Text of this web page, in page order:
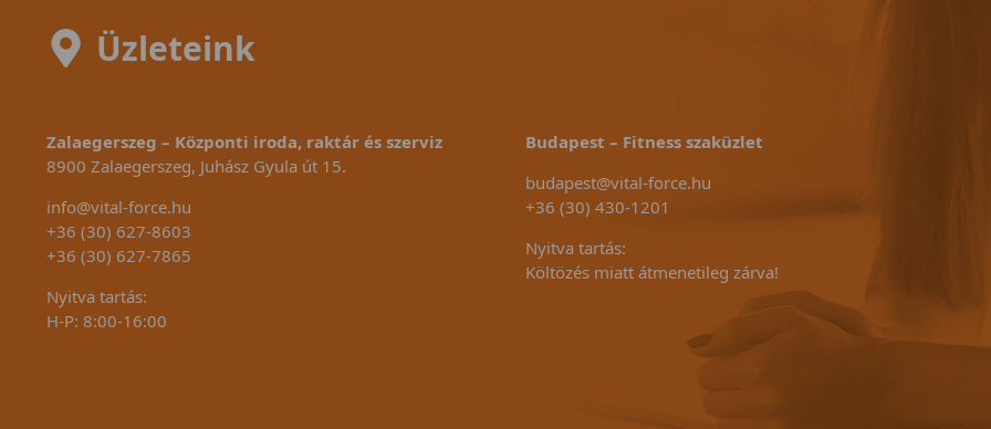
Üzleteink
Zalaegerszeg – Központi iroda, raktár és szerviz
8900 Zalaegerszeg, Juhász Gyula út 15.
info@vital-force.hu
+36 (30) 627-8603
+36 (30) 627-7865
Nyitva tartás:
H-P: 8:00-16:00
Budapest – Fitness szaküzlet
budapest@vital-force.hu
+36 (30) 430-1201
Nyitva tartás:
Költözés miatt átmenetileg zárva!